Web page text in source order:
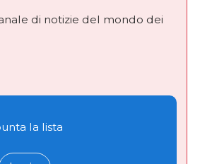
di notizie del mondo dei
la lista